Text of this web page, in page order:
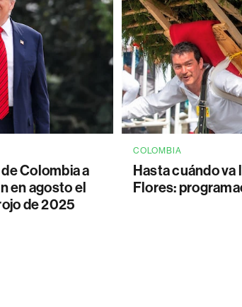
Colombia a
en agosto el
de 2025
COLOMBIA
Hasta cuándo va
Flores: